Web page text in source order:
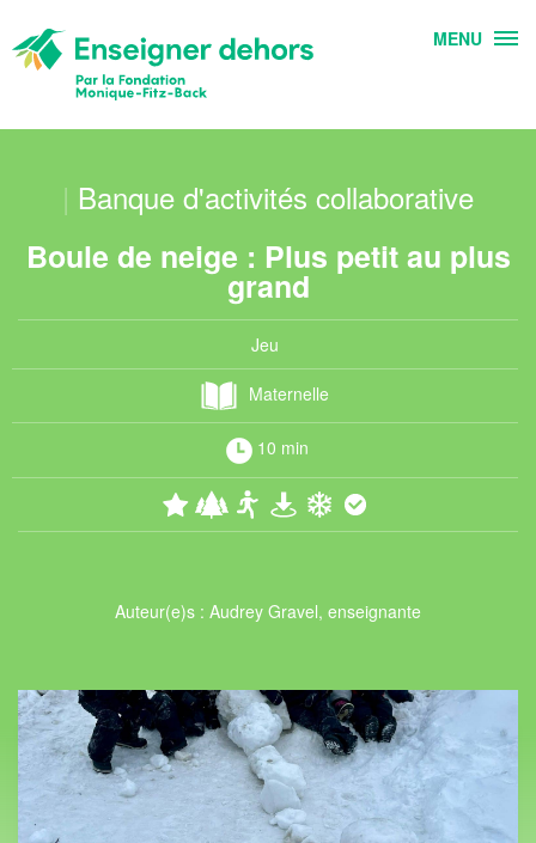
MENU
| Banque d'activités collaborative
Boule de neige : Plus petit au plus
grand
Jeu
Maternelle
10 min
Auteur(e)s : Audrey Gravel, enseignante